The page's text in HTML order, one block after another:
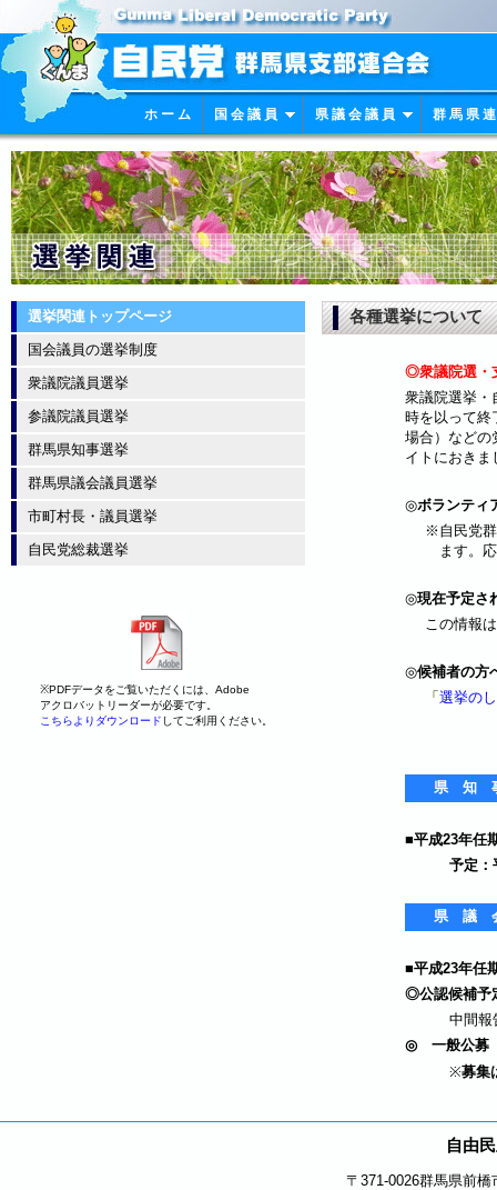
ホ ー ム 国 会 議 員 県 議 会 議 員 群 馬 県 連
選挙関連トップページ
国会議員の選挙制度
衆議院議員選挙
参議院議員選挙
群馬県知事選挙
群馬県議会議員選挙
市町村長・議員選挙
自民党総裁選挙
※PDFデータをご覧いただくには、Adobe
アクロバットリーダーが必要です。
こちらよりダウンロード してご利用ください。
各種選挙について
◎衆議院選・
衆議院選挙・
時を以って終
場合）などの
イトにおきま
◎ボランティ
※自民党
ます。応
◎現在予定さ
この情報
◎候補者の方
「 選挙の
県 知
■平成23年任
予定：
県 議
■平成23年任
◎公認候補予
中間報
◎
一般公募
※募集
自由
〒371-0026群馬県前橋